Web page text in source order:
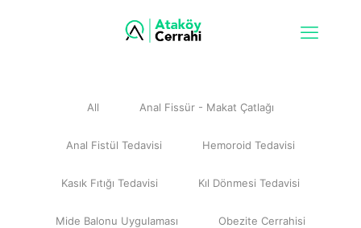
All Anal Fissür - Makat Çatlağı
Anal Fistül Tedavisi Hemoroid Tedavisi
Kasık Fıtığı Tedavisi Kıl Dönmesi Tedavisi
Mide Balonu Uygulaması Obezite Cerrahisi